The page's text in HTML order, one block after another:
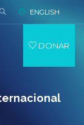
ENGLISH
DONAR